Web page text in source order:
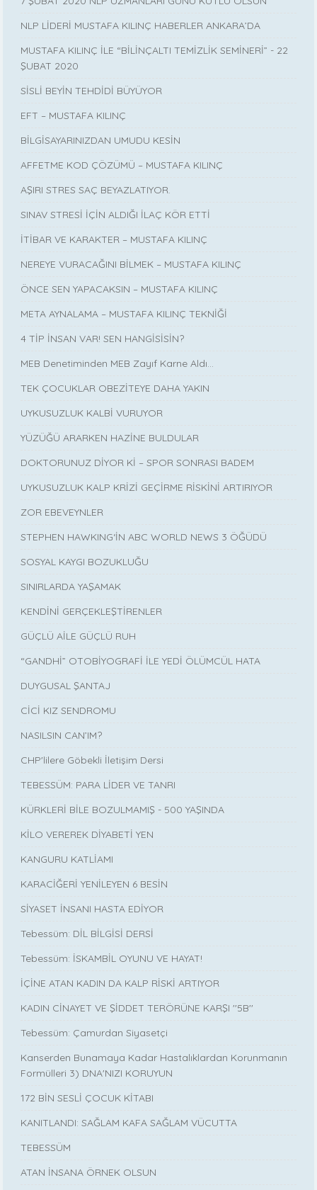
NLP LİDERİ MUSTAFA KILINÇ HABERLER ANKARA’DA
MUSTAFA KILINÇ İLE “BİLİNÇALTI TEMİZLİK SEMİNERİ” - 22
ŞUBAT 2020
SİSLİ BEYİN TEHDİDİ BÜYÜYOR
EFT – MUSTAFA KILINÇ
BİLGİSAYARINIZDAN UMUDU KESİN
AFFETME KOD ÇÖZÜMÜ – MUSTAFA KILINÇ
AŞIRI STRES SAÇ BEYAZLATIYOR.
SINAV STRESİ İÇİN ALDIĞI İLAÇ KÖR ETTİ
İTİBAR VE KARAKTER – MUSTAFA KILINÇ
NEREYE VURACAĞINI BİLMEK – MUSTAFA KILINÇ
ÖNCE SEN YAPACAKSIN – MUSTAFA KILINÇ
META AYNALAMA – MUSTAFA KILINÇ TEKNİĞİ
4 TİP İNSAN VAR! SEN HANGİSİSİN?
MEB Denetiminden MEB Zayıf Karne Aldı…
TEK ÇOCUKLAR OBEZİTEYE DAHA YAKIN
UYKUSUZLUK KALBİ VURUYOR
YÜZÜĞÜ ARARKEN HAZİNE BULDULAR
DOKTORUNUZ DİYOR Kİ – SPOR SONRASI BADEM
UYKUSUZLUK KALP KRİZİ GEÇİRME RİSKİNİ ARTIRIYOR
ZOR EBEVEYNLER
STEPHEN HAWKING‘İN ABC WORLD NEWS 3 ÖĞÜDÜ
SOSYAL KAYGI BOZUKLUĞU
SINIRLARDA YAŞAMAK
KENDİNİ GERÇEKLEŞTİRENLER
GÜÇLÜ AİLE GÜÇLÜ RUH
“GANDHİ” OTOBİYOGRAFİ İLE YEDİ ÖLÜMCÜL HATA
DUYGUSAL ŞANTAJ
CİCİ KIZ SENDROMU
NASILSIN CAN’IM?
CHP'lilere Göbekli İletişim Dersi
TEBESSÜM: PARA LİDER VE TANRI
KÜRKLERİ BİLE BOZULMAMIŞ - 500 YAŞINDA
KİLO VEREREK DİYABETİ YEN
KANGURU KATLİAMI
KARACİĞERİ YENİLEYEN 6 BESİN
SİYASET İNSANI HASTA EDİYOR
Tebessüm: DİL BİLGİSİ DERSİ
Tebessüm: İSKAMBİL OYUNU VE HAYAT!
İÇİNE ATAN KADIN DA KALP RİSKİ ARTIYOR
KADIN CİNAYET VE ŞİDDET TERÖRÜNE KARŞI ''5B''
Tebessüm: Çamurdan Siyasetçi
Kanserden Bunamaya Kadar Hastalıklardan Korunmanın
Formülleri 3) DNA'NIZI KORUYUN
172 BİN SESLİ ÇOCUK KİTABI
KANITLANDI: SAĞLAM KAFA SAĞLAM VÜCUTTA
TEBESSÜM
ATAN İNSANA ÖRNEK OLSUN